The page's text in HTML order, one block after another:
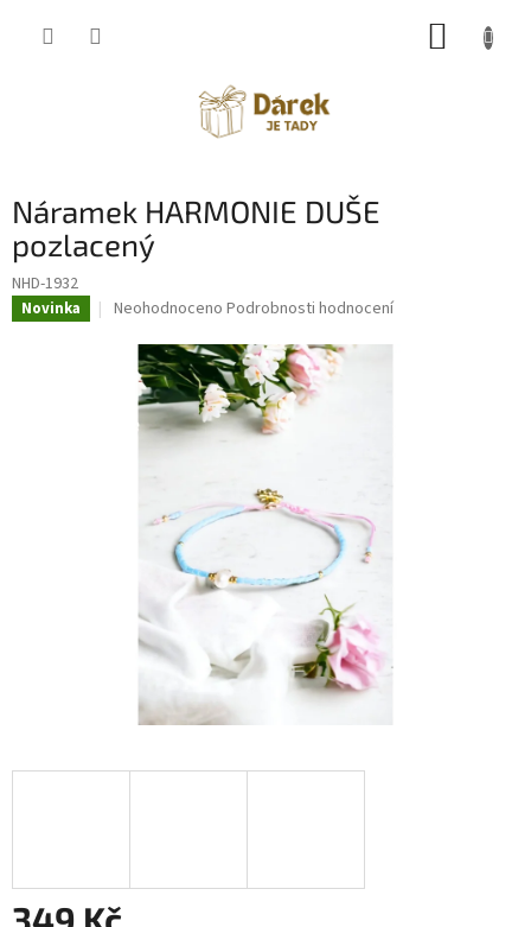
Náramek HARMONIE DUŠE
pozlacený
NHD-1932
Novinka
Průměrné
produktu
Neohodnoceno Podrobnosti hodnocení